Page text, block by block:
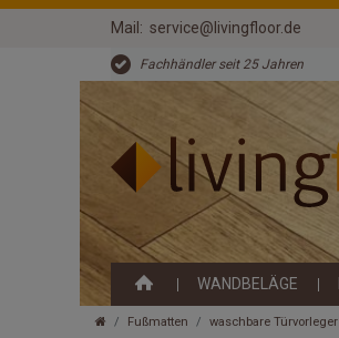
Mail: service@livingfloor.de
Fachhändler seit 25 Jahren
WANDBELÄGE
Fußmatten waschbare Türvorleger